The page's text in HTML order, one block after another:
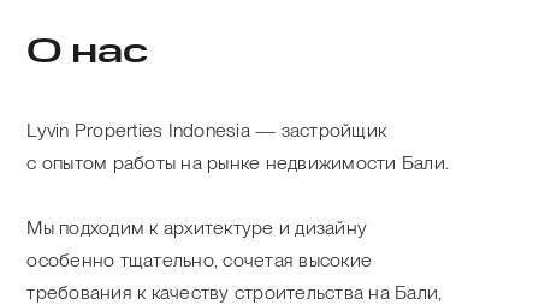
Lyvin Properties Indonesia — застройщик
с опытом работы на рынке недвижимости Бали.
Мы подходим к архитектуре и дизайну
особенно тщательно, сочетая высокие
требования к качеству строительства на Бали,
О нас